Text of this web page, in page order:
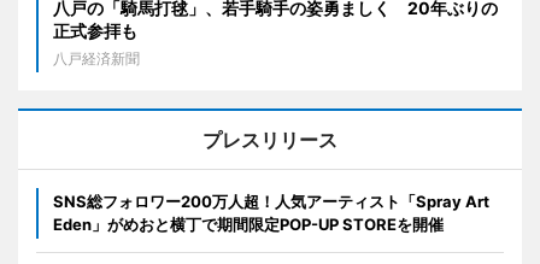
八戸の「騎馬打毬」、若手騎手の姿勇ましく 20年ぶりの
正式参拝も
八戸経済新聞
プレスリリース
SNS総フォロワー200万人超！人気アーティスト「Spray Art
Eden」がめおと横丁で期間限定POP-UP STOREを開催